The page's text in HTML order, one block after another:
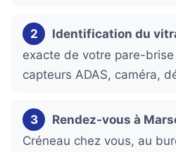
2 Identification du
exacte de votre pare-
capteurs ADAS, caméra,
3 Rendez-vous à
Créneau chez vous, au